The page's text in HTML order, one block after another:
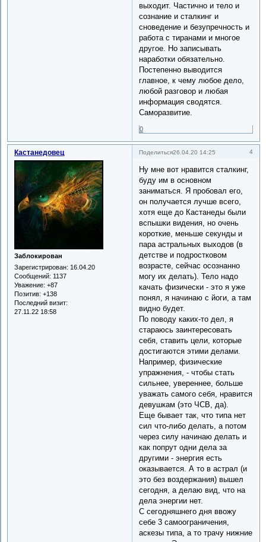
выходит. Частично и тело и
сознание и сталкинг и
сноведение и безупречность и
работа с тиранами и многое
другое. Но записывать
наработки обязательно.
Постепенно выводится
главное, к чему любое дело,
любой разговор и любая
информация сводятся.
Саморазвитие.
0
Поделиться 4
26.04.20 14:25
Кастанедовец
Заблокирован
Зарегистрирован: 16.04.20
Сообщений: 1137
Уважение: +87
Позитив: +138
Последний визит:
27.11.22 18:58
Ну мне вот нравится сталкинг,
буду им в основном
заниматься. Я пробовал его,
он получается лучше всего,
хотя еще до Кастанеды были
вспышки видения, но очень
короткие, меньше секунды и
пара астральных выходов (в
детстве и подростковом
возрасте, сейчас осознанно
могу их делать). Тело надо
качать физически - это я уже
понял, я начинаю с йоги, а там
видно будет.
По поводу каких-то дел, я
стараюсь заинтересовать
себя, ставить цели, которые
достигаются этими делами.
Например, физические
упражнения, - чтобы стать
сильнее, увереннее, больше
уважать самого себя, нравится
девушкам (это ЧСВ, да).
Еще бывает так, что типа нет
сил что-либо делать, а потом
через силу начинаю делать и
как попрут одни дела за
другими - энергия есть
оказывается. А то в астрал (и
это без воздержания) вышел
сегодня, а делаю вид, что на
дела энергии нет.
С сегодняшнего дня ввожу
себе 3 самоограничения,
аскезы типа, а то трачу нижние